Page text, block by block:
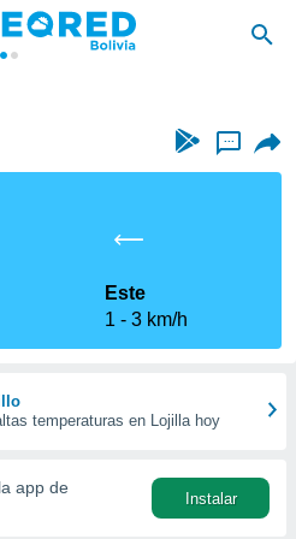
...
Este
1
3 km/h
temperaturas en Lojilla hoy
la app de
Instalar